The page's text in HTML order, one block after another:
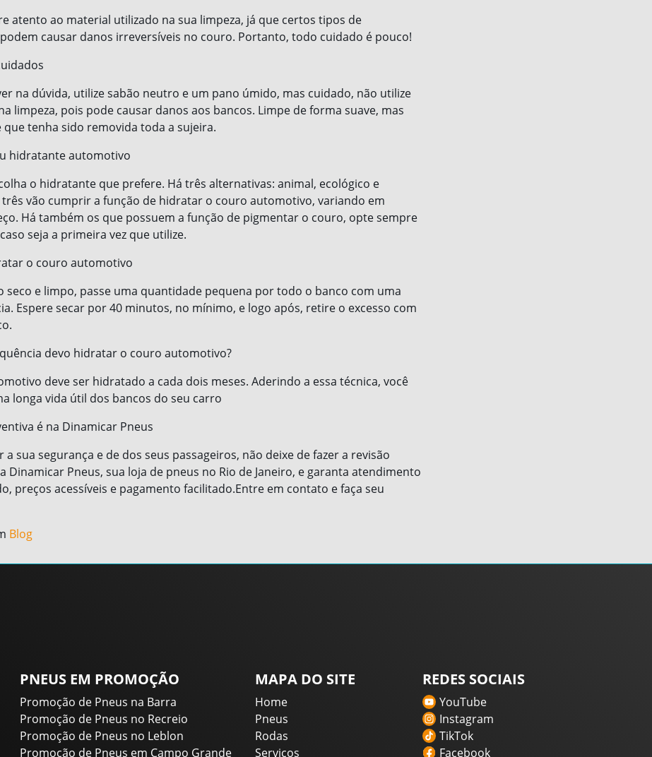
atento ao material utilizado na sua limpeza, já que certos tipos de
causar danos irreversíveis no couro. Portanto, todo cuidado é pouco!
na dúvida, utilize sabão neutro e um pano úmido, mas cuidado, não utilize
limpeza, pois pode causar danos aos bancos. Limpe de forma suave, mas
que tenha sido removida toda a sujeira.
hidratante automotivo
o hidratante que prefere. Há três alternativas: animal, ecológico e
vão cumprir a função de hidratar o couro automotivo, variando em
Há também os que possuem a função de pigmentar o couro, opte sempre
seja a primeira vez que utilize.
o couro automotivo
seco e limpo, passe uma quantidade pequena por todo o banco com uma
Espere secar por 40 minutos, no mínimo, e logo após, retire o excesso com
devo hidratar o couro automotivo?
deve ser hidratado a cada dois meses. Aderindo a essa técnica, você
longa vida útil dos bancos do seu carro
é na Dinamicar Pneus
a sua segurança e de dos seus passageiros, não deixe de fazer a revisão
Dinamicar Pneus, sua loja de pneus no Rio de Janeiro, e garanta atendimento
preços acessíveis e pagamento facilitado.Entre em contato e faça seu
Blog
PNEUS EM PROMOÇÃO
Promoção de Pneus na Barra
Promoção de Pneus no Recreio
Promoção de Pneus no Leblon
Promoção de Pneus em Campo Grande
MAPA DO SITE
Home
Pneus
Rodas
Serviços
REDES SOCIAIS
YouTube
Instagram
TikTok
Facebook